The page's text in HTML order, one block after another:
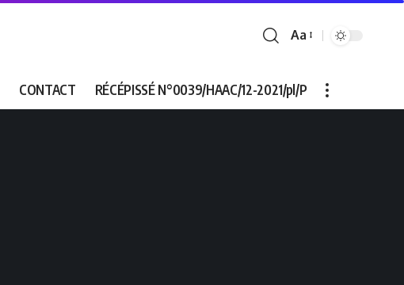
Font
Aa
CONTACT RÉCÉPISSÉ N°0039/HAAC/12-2021/pl/P